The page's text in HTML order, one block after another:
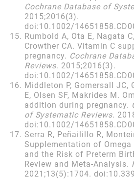
Cochrane Database of
2015;2016(3).
doi:10.1002/
Rumbold A, Ota E, Nagata
Crowther CA. Vitamin C
pregnancy. Cochrane
Reviews. 2015;2016(3).
doi:10.1002/
Middleton P, Gomersall JC,
E, Olsen SF, Makrides M.
addition during pregnancy.
of Systematic Reviews.
doi:10.1002/
Serra R, Peñailillo R,
Supplementation of
and the Risk of Preterm
Review and Meta-Analysis.
2021;13(5):1704.